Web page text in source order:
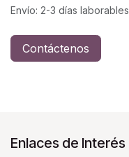
Envío: 2-3 días laborables
Contáctenos
Enlaces de Interés